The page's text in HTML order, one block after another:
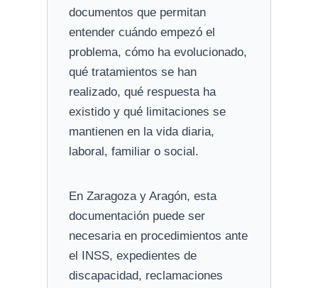
documentos que permitan
entender cuándo empezó el
problema, cómo ha evolucionado,
qué tratamientos se han
realizado, qué respuesta ha
existido y qué limitaciones se
mantienen en la vida diaria,
laboral, familiar o social.
En Zaragoza y Aragón, esta
documentación puede ser
necesaria en procedimientos ante
el INSS, expedientes de
discapacidad, reclamaciones